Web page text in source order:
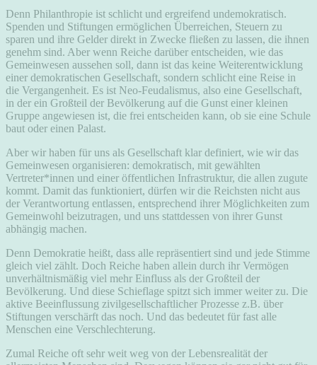
Denn Philanthropie ist schlicht und ergreifend undemokratisch.
Spenden und Stiftungen ermöglichen Überreichen, Steuern zu
sparen und ihre Gelder direkt in Zwecke fließen zu lassen, die ihnen
genehm sind. Aber wenn Reiche darüber entscheiden, wie das
Gemeinwesen aussehen soll, dann ist das keine Weiterentwicklung
einer demokratischen Gesellschaft, sondern schlicht eine Reise in
die Vergangenheit. Es ist Neo-Feudalismus, also eine Gesellschaft,
in der ein Großteil der Bevölkerung auf die Gunst einer kleinen
Gruppe angewiesen ist, die frei entscheiden kann, ob sie eine Schule
baut oder einen Palast.
Aber wir haben für uns als Gesellschaft klar definiert, wie wir das
Gemeinwesen organisieren: demokratisch, mit gewählten
Vertreter*innen und einer öffentlichen Infrastruktur, die allen zugute
kommt. Damit das funktioniert, dürfen wir die Reichsten nicht aus
der Verantwortung entlassen, entsprechend ihrer Möglichkeiten zum
Gemeinwohl beizutragen, und uns stattdessen von ihrer Gunst
abhängig machen.
Denn Demokratie heißt, dass alle repräsentiert sind und jede Stimme
gleich viel zählt. Doch Reiche haben allein durch ihr Vermögen
unverhältnismäßig viel mehr Einfluss als der Großteil der
Bevölkerung. Und diese Schieflage spitzt sich immer weiter zu. Die
aktive Beeinflussung zivilgesellschaftlicher Prozesse z.B. über
Stiftungen verschärft das noch. Und das bedeutet für fast alle
Menschen eine Verschlechterung.
Zumal Reiche oft sehr weit weg von der Lebensrealität der